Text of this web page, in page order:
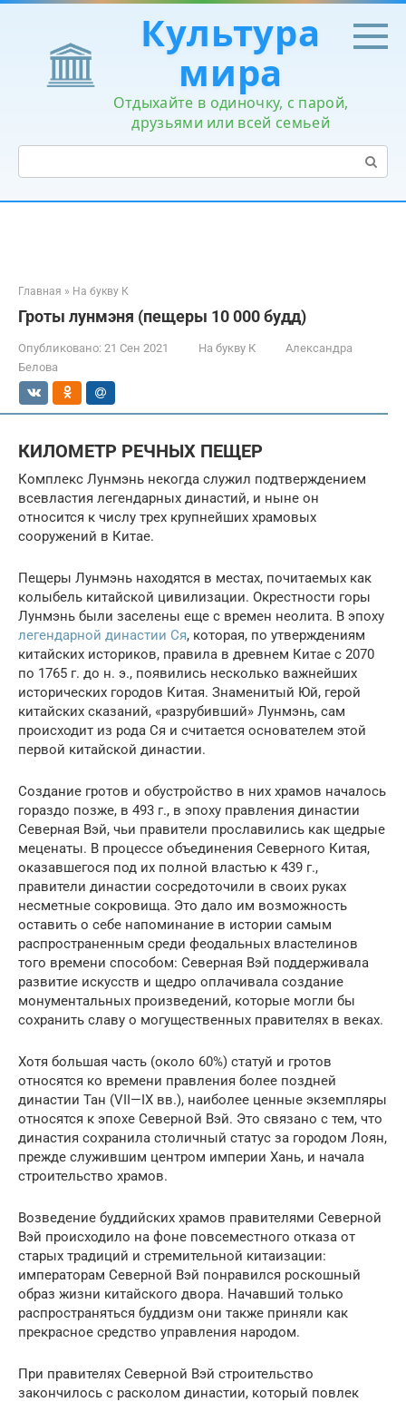
Перейти
контенту
Культура
мира
Отдыхайте в одиночку, с парой,
друзьями или всей семьей
Поиск:
Главная » На букву К
Гроты лунмэня (пещеры 10 000 будд)
Опубликовано: 21 Сен 2021 На букву К
Александра
Белова
КИЛОМЕТР РЕЧНЫХ ПЕЩЕР
Комплекс Лунмэнь некогда служил подтверждением
всевластия легендарных династий, и ныне он
относится к числу трех крупнейших храмовых
сооружений в Китае.
Пещеры Лунмэнь находятся в местах, почитаемых как
колыбель китайской цивилизации. Окрестности горы
Лунмэнь были заселены еще с времен неолита. В эпоху
легендарной династии Ся, которая, по утверждениям
китайских историков, правила в древнем Китае с 2070
по 1765 г. до н. э., появились несколько важнейших
исторических городов Китая. Знаменитый Юй, герой
китайских сказаний, «разрубивший» Лунмэнь, сам
происходит из рода Ся и считается основателем этой
первой китайской династии.
Создание гротов и обустройство в них храмов началось
гораздо позже, в 493 г., в эпоху правления династии
Северная Вэй, чьи правители прославились как щедрые
меценаты. В процессе объединения Северного Китая,
оказавшегося под их полной властью к 439 г.,
правители династии сосредоточили в своих руках
несметные сокровища. Это дало им возможность
оставить о себе напоминание в истории самым
распространенным среди феодальных властелинов
того времени способом: Северная Вэй поддерживала
развитие искусств и щедро оплачивала создание
монументальных произведений, которые могли бы
сохранить славу о могущественных правителях в веках.
Хотя большая часть (около 60%) статуй и гротов
относятся ко времени правления более поздней
династии Тан (VII—IX вв.), наиболее ценные экземпляры
относятся к эпохе Северной Вэй. Это связано с тем, что
династия сохранила столичный статус за городом Лоян,
прежде служившим центром империи Хань, и начала
строительство храмов.
Возведение буддийских храмов правителями Северной
Вэй происходило на фоне повсеместного отказа от
старых традиций и стремительной китаизации:
императорам Северной Вэй понравился роскошный
образ жизни китайского двора. Начавший только
распространяться буддизм они также приняли как
прекрасное средство управления народом.
При правителях Северной Вэй строительство
закончилось с расколом династии, который повлек